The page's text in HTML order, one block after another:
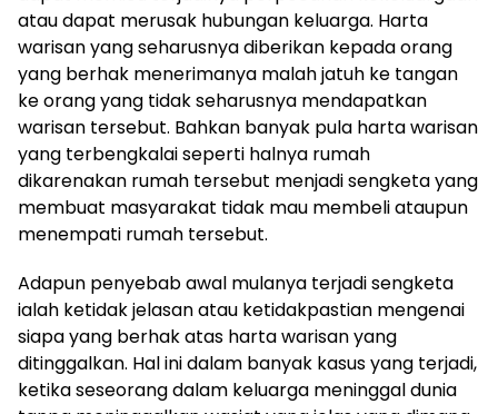
atau dapat merusak hubungan keluarga. Harta
warisan yang seharusnya diberikan kepada orang
yang berhak menerimanya malah jatuh ke tangan
ke orang yang tidak seharusnya mendapatkan
warisan tersebut. Bahkan banyak pula harta warisan
yang terbengkalai seperti halnya rumah
dikarenakan rumah tersebut menjadi sengketa yang
membuat masyarakat tidak mau membeli ataupun
menempati rumah tersebut.
Adapun penyebab awal mulanya terjadi sengketa
ialah ketidak jelasan atau ketidakpastian mengenai
siapa yang berhak atas harta warisan yang
ditinggalkan. Hal ini dalam banyak kasus yang terjadi,
ketika seseorang dalam keluarga meninggal dunia